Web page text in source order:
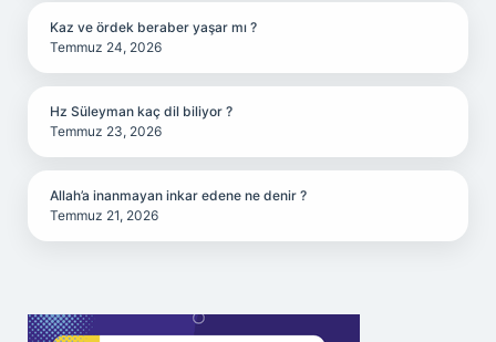
Kaz ve ördek beraber yaşar mı ?
Temmuz 24, 2026
Hz Süleyman kaç dil biliyor ?
Temmuz 23, 2026
Allah’a inanmayan inkar edene ne denir ?
Temmuz 21, 2026